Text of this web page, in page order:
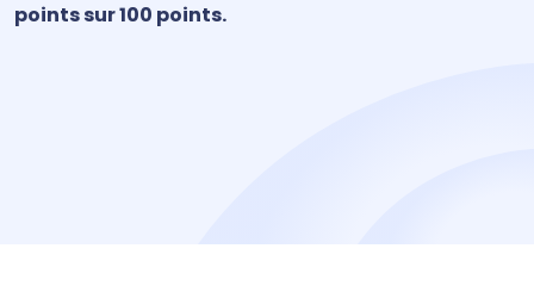
points sur 100 points.